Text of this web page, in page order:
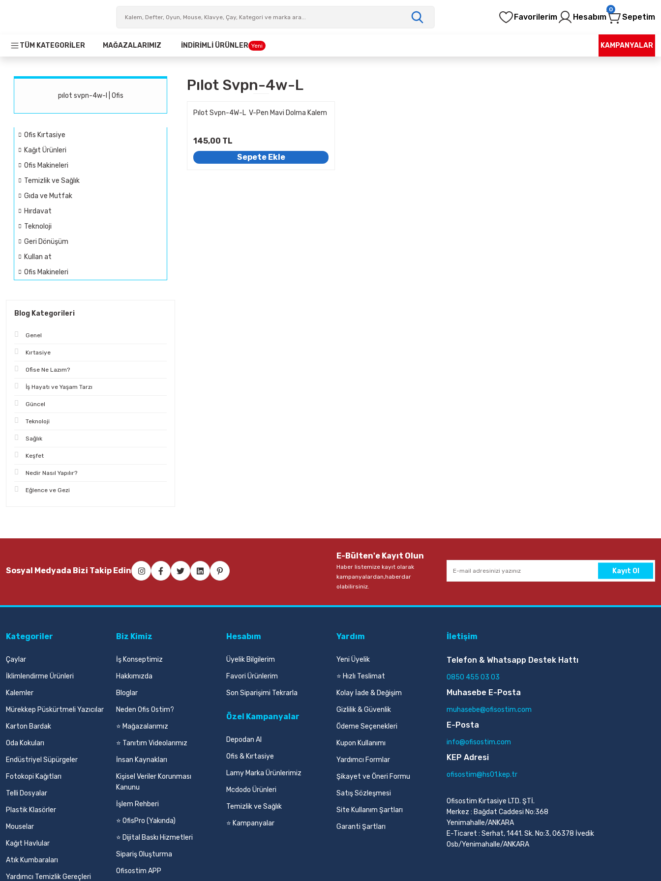
Favorilerim Hesabım Sepetim
0
TÜM KATEGORİLER MAĞAZALARIMIZ İNDİRİMLİ ÜRÜNLER Yeni KAMPANYALAR
pılot svpn-4w-l | Ofis
Ofis Kırtasiye
Kağıt Ürünleri
Ofis Makineleri
Temizlik ve Sağlık
Gıda ve Mutfak
Hırdavat
Teknoloji
Geri Dönüşüm
Kullan at
Ofis Makineleri
Blog Kategorileri
Genel
Kırtasiye
Ofise Ne Lazım?
İş Hayatı ve Yaşam Tarzı
Güncel
Teknoloji
Sağlık
Keşfet
Nedir Nasıl Yapılır?
Eğlence ve Gezi
Pılot Svpn-4w-L
Pılot Svpn-4W-L V-Pen Mavi Dolma Kalem
145,00 TL
Sepete Ekle
Sosyal Medyada Bizi Takip Edin
E-Bülten'e Kayıt Olun
Haber listemize kayıt olarak
kampanyalardan,haberdar
olabilirsiniz.
Kayıt Ol
Kategoriler
Çaylar
İklimlendirme Ürünleri
Kalemler
Mürekkep Püskürtmeli Yazıcılar
Karton Bardak
Oda Kokuları
Endüstriyel Süpürgeler
Fotokopi Kağıtları
Telli Dosyalar
Plastik Klasörler
Mouselar
Kağıt Havlular
Atık Kumbaraları
Yardımcı Temizlik Gereçleri
Biz Kimiz
İş Konseptimiz
Hakkımızda
Bloglar
Neden Ofis Ostim?
⭐ Mağazalarımız
⭐ Tanıtım Videolarımız
İnsan Kaynakları
Kişisel Veriler Korunması
Kanunu
İşlem Rehberi
⭐ OfisPro (Yakında)
⭐ Dijital Baskı Hizmetleri
Sipariş Oluşturma
Ofisostim APP
Hesabım
Üyelik Bilgilerim
Favori Ürünlerim
Son Siparişimi Tekrarla
Özel Kampanyalar
Depodan Al
Ofis & Kırtasiye
Lamy Marka Ürünlerimiz
Mcdodo Ürünleri
Temizlik ve Sağlık
⭐ Kampanyalar
Yardım
Yeni Üyelik
⭐ Hızlı Teslimat
Kolay İade & Değişim
Gizlilik & Güvenlik
Ödeme Seçenekleri
Kupon Kullanımı
Yardımcı Formlar
Şikayet ve Öneri Formu
Satış Sözleşmesi
Site Kullanım Şartları
Garanti Şartları
İletişim
Telefon & Whatsapp Destek Hattı
0850 455 03 03
Muhasebe E-Posta
muhasebe@ofisostim.com
E-Posta
info@ofisostim.com
KEP Adresi
ofisostim@hs01.kep.tr
Ofisostim Kırtasiye LTD. ŞTİ.
Merkez : Bağdat Caddesi No:368
Yenimahalle/ANKARA
E-Ticaret : Serhat, 1441. Sk. No:3, 06378 İvedik
Osb/Yenimahalle/ANKARA